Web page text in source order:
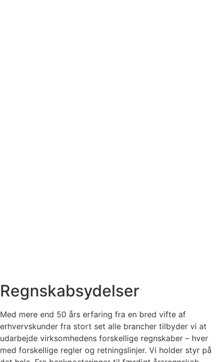
Regnskabsydelser
Med mere end 50 års erfaring fra en bred vifte af
erhvervskunder fra stort set alle brancher tilbyder vi at
udarbejde virksomhedens forskellige regnskaber – hver
med forskellige regler og retningslinjer. Vi holder styr på